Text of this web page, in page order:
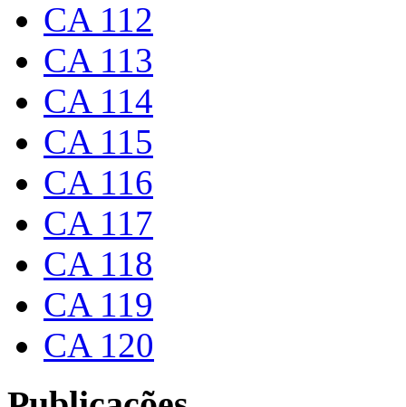
CA 112
CA 113
CA 114
CA 115
CA 116
CA 117
CA 118
CA 119
CA 120